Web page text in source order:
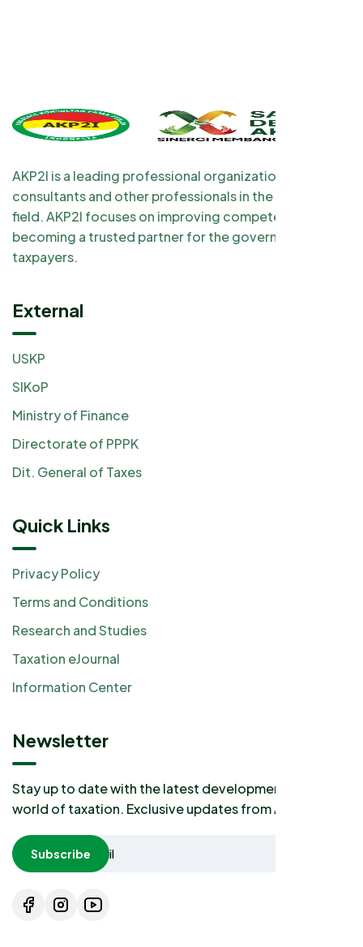
AKP2I is a leading professional organization for tax
consultants and other professionals in the taxation
field. AKP2I focuses on improving competency and
becoming a trusted partner for the government and
taxpayers.
External
USKP
SIKoP
Ministry of Finance
Directorate of PPPK
Dit. General of Taxes
Quick Links
Privacy Policy
Terms and Conditions
Research and Studies
Taxation eJournal
Information Center
Newsletter
Stay up to date with the latest developments in the
world of taxation. Exclusive updates from AKP2I.
Subscribe